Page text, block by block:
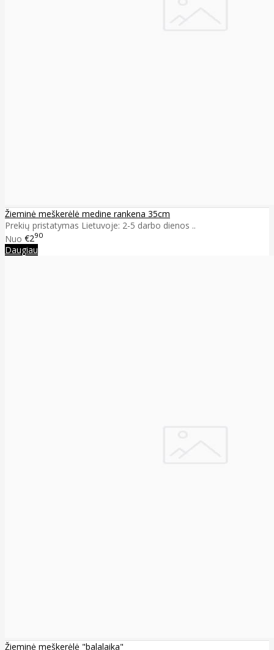
Žieminė meškerėlė medine rankena 35cm
Prekių pristatymas Lietuvoje: 2-5 darbo dienos ..
Nuo €290
Daugiau
Žieminė meškerėlė "balalaika"